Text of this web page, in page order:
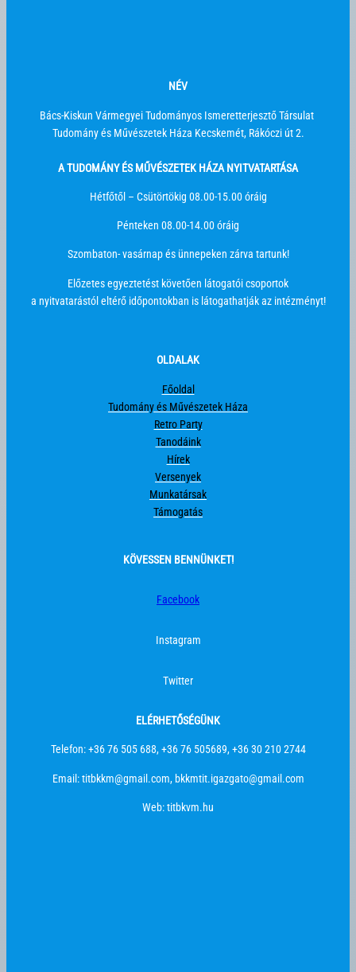
NÉV
Bács-Kiskun Vármegyei Tudományos Ismeretterjesztő Társulat
Tudomány és Művészetek Háza Kecskemét, Rákóczi út 2.
A TUDOMÁNY ÉS MŰVÉSZETEK HÁZA NYITVATARTÁSA
Hétfőtől – Csütörtökig 08.00-15.00 óráig
Pénteken 08.00-14.00 óráig
Szombaton- vasárnap és ünnepeken zárva tartunk!
Előzetes egyeztetést követően látogatói csoportok
a nyitvatarástól eltérő időpontokban is látogathatják az intézményt!
OLDALAK
Főoldal
Tudomány és Művészetek Háza
Retro Party
Tanodáink
Hírek
Versenyek
Munkatársak
Támogatás
KÖVESSEN BENNÜNKET!
Facebook
Instagram
Twitter
ELÉRHETŐSÉGÜNK
Telefon: +36 76 505 688, +36 76 505689, +36 30 210 2744
Email: titbkkm@gmail.com, bkkmtit.igazgato@gmail.com
Web: titbkvm.hu